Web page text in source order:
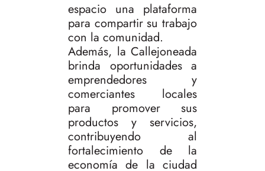
espacio una plataforma
para compartir su trabajo
con la comunidad.
Además, la Callejoneada
brinda oportunidades a
emprendedores y
comerciantes locales
para promover sus
productos y servicios,
contribuyendo al
fortalecimiento de la
economía de la ciudad